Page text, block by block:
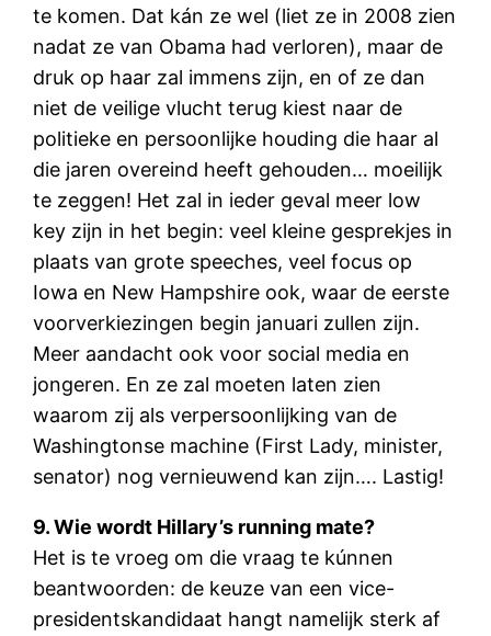
te komen. Dat kán ze wel (liet ze in 2008 zien
nadat ze van Obama had verloren), maar de
druk op haar zal immens zijn, en of ze dan
niet de veilige vlucht terug kiest naar de
politieke en persoonlijke houding die haar al
die jaren overeind heeft gehouden… moeilijk
te zeggen! Het zal in ieder geval meer low
key zijn in het begin: veel kleine gesprekjes in
plaats van grote speeches, veel focus op
Iowa en New Hampshire ook, waar de eerste
voorverkiezingen begin januari zullen zijn.
Meer aandacht ook voor social media en
jongeren. En ze zal moeten laten zien
waarom zij als verpersoonlijking van de
Washingtonse machine (First Lady, minister,
senator) nog vernieuwend kan zijn…. Lastig!
9. Wie wordt Hillary’s running mate?
Het is te vroeg om die vraag te kúnnen
beantwoorden: de keuze van een vice-
presidentskandidaat hangt namelijk sterk af